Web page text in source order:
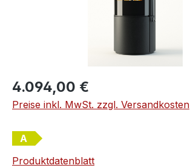
Regulärer Preis:
4.094,00 €
Preise inkl. MwSt. zzgl. Versandkosten
A
Produktdatenblatt